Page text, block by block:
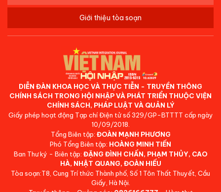
Giới thiệu tòa soạn
DIỄN ĐÀN KHOA HỌC VÀ THỰC TIỄN - TRUYỀN THÔNG
CHÍNH SÁCH TRONG HỘI NHẬP VÀ PHÁT TRIỂN THUỘC VIỆN
CHÍNH SÁCH, PHÁP LUẬT VÀ QUẢN LÝ
Giấy phép hoạt động Tạp chí Điện tử số 329/GP-BTTTT cấp ngày
10/09/2018.
Tổng Biên tập: ĐOÀN MẠNH PHƯƠNG
Phó Tổng Biên tập: HOÀNG MINH TIẾN
Ban Thư ký - Biên tập: ĐẶNG ĐÌNH CHẤN, PHẠM THỦY, CAO
HÀ, NHẬT QUANG, ĐOÀN HIẾU
Tòa soạn:T8, Cung Trí thức Thành phố, Số 1 Tôn Thất Thuyết, Cầu
Giấy, Hà Nội.